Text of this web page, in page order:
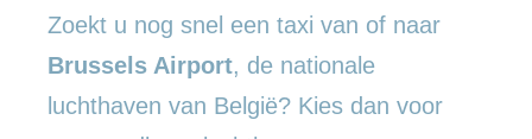
Zoekt u nog snel een taxi van of naar
Brussels Airport, de nationale
luchthaven van België? Kies dan voor